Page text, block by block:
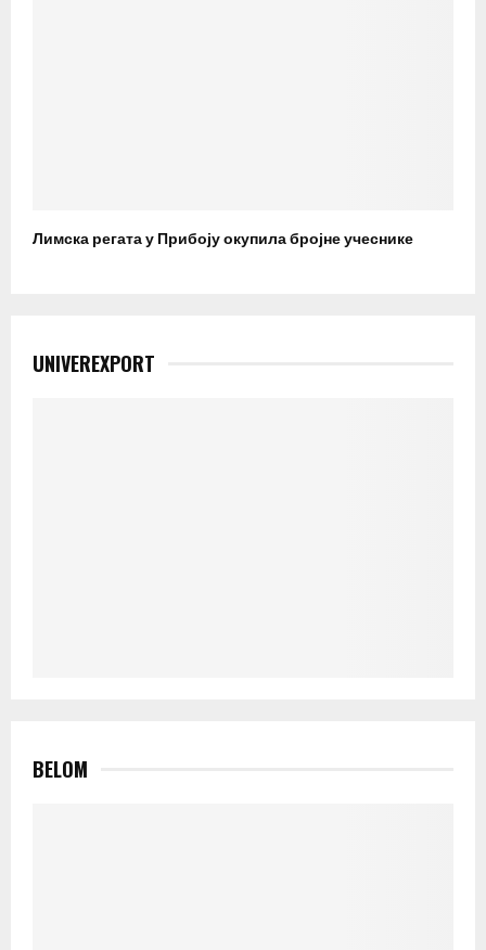
Лимска регата у Прибоју окупила бројне учеснике
UNIVEREXPORT
BELOM